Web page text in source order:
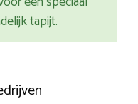
tapijt.